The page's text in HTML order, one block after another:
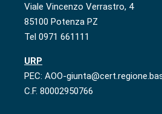
Viale Vincenzo Verrastro, 4
85100 Potenza PZ
Tel 0971 661111
URP
PEC: AOO-
C.F. 80002950766